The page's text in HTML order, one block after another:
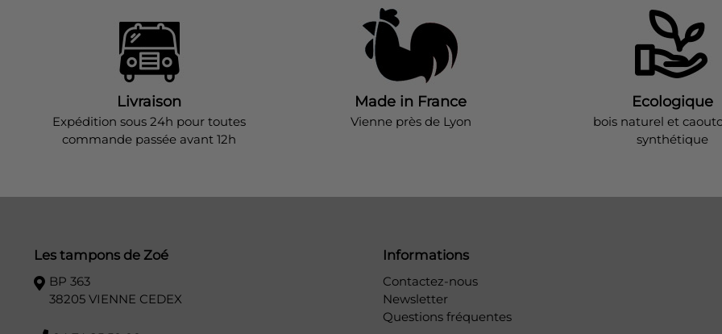
Livraison
Expédition sous 24h pour toutes
commande passée avant 12h
Made in France
Vienne près de Lyon
Ecologique
bois naturel et
synthétique
Les tampons de Zoé
BP 363
38205 VIENNE CEDEX
Informations
Contactez-nous
Newsletter
Questions fréquentes